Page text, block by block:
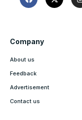
Company
About us
Feedback
Advertisement
Contact us